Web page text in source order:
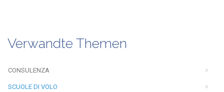
Verwandte Themen
CONSULENZA
SCUOLE DI VOLO